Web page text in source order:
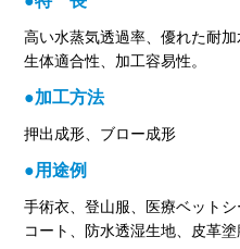
高い水蒸気透過率、優れた耐
生体適合性、加工容易性。
●加工方法
押出成形、ブロー成形
●用途例
手術衣、登山服、医療ベット
コート、防水透湿生地、皮革塗